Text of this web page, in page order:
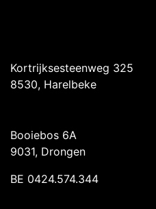
Kortrijksesteenweg 325
8530, Harelbeke
Booiebos 6A
9031, Drongen
BE 0424.574.344